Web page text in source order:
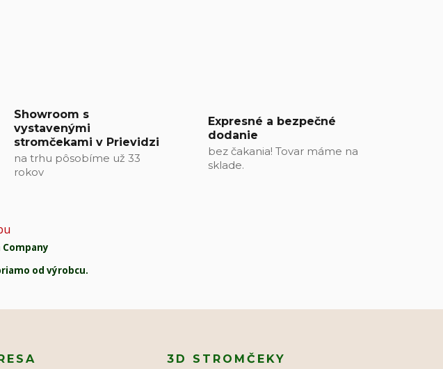
Showroom s
vystavenými
stromčekami v Prievidzi
na trhu pôsobíme už 33
rokov
Expresné a bezpečné
dodanie
bez čakania! Tovar máme na
sklade.
Company
od výrobcu.
3D STROMČEKY